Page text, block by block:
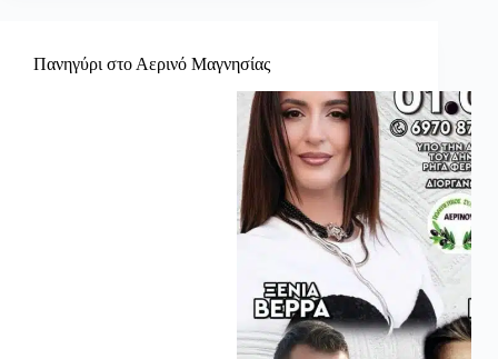
Πανηγύρι στο Αερινό Μαγνησίας